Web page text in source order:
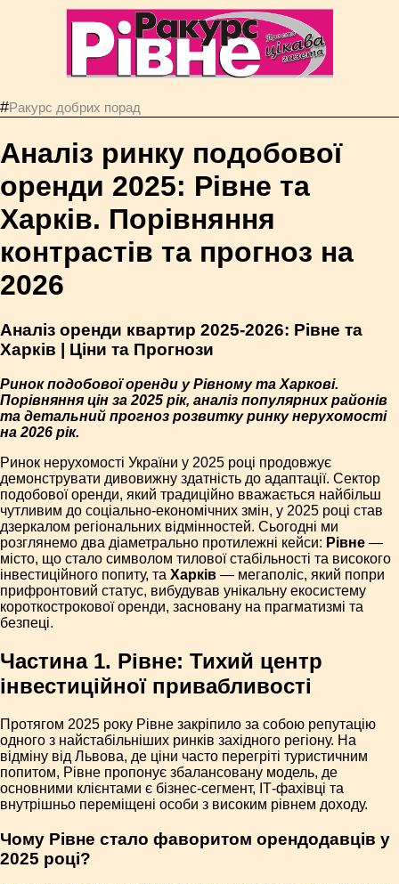
#Ракурс добрих порад
Аналіз ринку подобової
оренди 2025: Рівне та
Харків. Порівняння
контрастів та прогноз на
2026
Аналіз оренди квартир 2025-2026: Рівне та
Харків | Ціни та Прогнози
Ринок подобової оренди у Рівному та Харкові.
Порівняння цін за 2025 рік, аналіз популярних районів
та детальний прогноз розвитку ринку нерухомості
на 2026 рік.
Ринок нерухомості України у 2025 році продовжує
демонструвати дивовижну здатність до адаптації. Сектор
подобової оренди, який традиційно вважається найбільш
чутливим до соціально-економічних змін, у 2025 році став
дзеркалом регіональних відмінностей. Сьогодні ми
розглянемо два діаметрально протилежні кейси: Рівне —
місто, що стало символом тилової стабільності та високого
інвестиційного попиту, та Харків — мегаполіс, який попри
прифронтовий статус, вибудував унікальну екосистему
короткострокової оренди, засновану на прагматизмі та
безпеці.
Частина 1. Рівне: Тихий центр
інвестиційної привабливості
Протягом 2025 року Рівне закріпило за собою репутацію
одного з найстабільніших ринків західного регіону. На
відміну від Львова, де ціни часто перегріті туристичним
попитом, Рівне пропонує збалансовану модель, де
основними клієнтами є бізнес-сегмент, ІТ-фахівці та
внутрішньо переміщені особи з високим рівнем доходу.
Чому Рівне стало фаворитом орендодавців у
2025 році?